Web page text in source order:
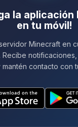
la aplicación
en tu móvil!
Minecraft en
Recibe
contacto con